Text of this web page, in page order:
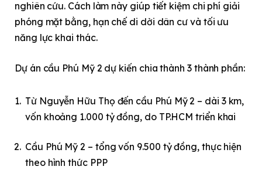
nghiên cứu. Cách làm này giúp tiết kiệm chi phí giải
phóng mặt bằng, hạn chế di dời dân cư và tối ưu
năng lực khai thác.
Dự án cầu Phú Mỹ 2 dự kiến chia thành 3 thành phần:
Từ Nguyễn Hữu Thọ đến cầu Phú Mỹ 2 – dài 3 km,
vốn khoảng 1.000 tỷ đồng, do TP.HCM triển khai
Cầu Phú Mỹ 2 – tổng vốn 9.500 tỷ đồng, thực hiện
theo hình thức PPP